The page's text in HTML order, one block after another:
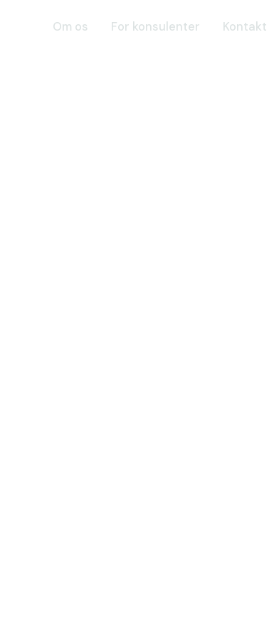
Om os For konsulenter Kontakt